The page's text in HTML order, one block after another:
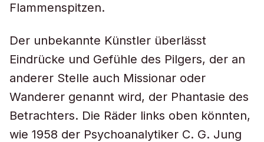
Flammenspitzen.
Der unbekannte Künstler überlässt
Eindrücke und Gefühle des Pilgers, der an
anderer Stelle auch Missionar oder
Wanderer genannt wird, der Phantasie des
Betrachters. Die Räder links oben könnten,
wie 1958 der Psychoanalytiker C. G. Jung